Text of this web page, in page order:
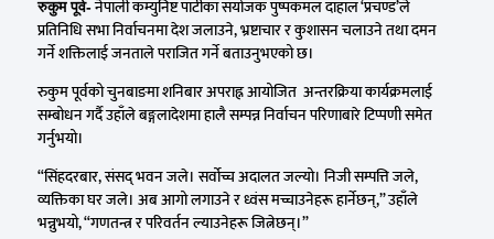
रुकुम पूर्व-नेपाली कम्युनिष्ट पार्टीका संयोजक पुष्पकमल दाहाल ‘प्रचण्ड’ले
प्रतिनिधि सभा निर्वाचनमा देश जलाउने, भ्रष्टाचार र कुशासन चलाउने तथा दमन
गर्ने शक्तिलाई जनताले पराजित गर्ने बताउनुभएको छ।
रुकुम पूर्वको चुनबाङमा शनिबार अपराह्न आयोजित अन्तरक्रिया कार्यक्रमलाई
सम्बोधन गर्दै उहाँले बङ्गलादेशमा हालै सम्पन्न निर्वाचन परिणाबारे टिप्पणी समेत
गर्नुभयो।
“सिंहदरबार, संसद् भवन जले। सर्वोच्च अदालत जल्यो। निजी सम्पत्ति जले,
व्यक्तिका घर जले। अब आगो लगाउने र ध्वंस मच्चाउनेहरू हार्नेछन्,” उहाँले
भन्नुभयो, “गणतन्त्र र परिवर्तन ल्याउनेहरू जित्नेछन्।”